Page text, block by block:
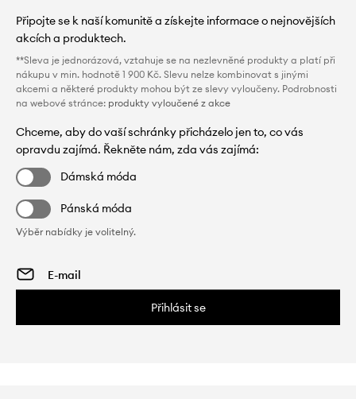
Připojte se k naší komunitě a získejte informace o nejnovějších
akcích a produktech.
**Sleva je jednorázová, vztahuje se na nezlevněné produkty a platí při
nákupu v min. hodnotě 1 900 Kč. Slevu nelze kombinovat s jinými
akcemi a některé produkty mohou být ze slevy vyloučeny. Podrobnosti
na webové stránce: produkty vyloučené z akce
Chceme, aby do vaší schránky přicházelo jen to, co vás
opravdu zajímá. Řekněte nám, zda vás zajímá:
Dámská móda
Pánská móda
Výběr nabídky je volitelný.
Přihlásit se